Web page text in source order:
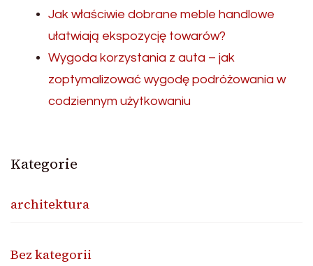
Jak właściwie dobrane meble handlowe
ułatwiają ekspozycję towarów?
Wygoda korzystania z auta – jak
zoptymalizować wygodę podróżowania w
codziennym użytkowaniu
Kategorie
architektura
Bez kategorii